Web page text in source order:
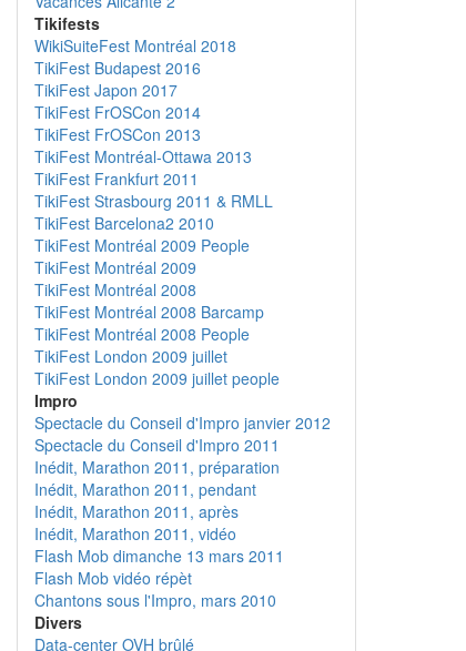
Tikifests
WikiSuiteFest Montréal 2018
TikiFest Budapest 2016
TikiFest Japon 2017
TikiFest FrOSCon 2014
TikiFest FrOSCon 2013
TikiFest Montréal-Ottawa 2013
TikiFest Frankfurt 2011
TikiFest Strasbourg 2011 & RMLL
TikiFest Barcelona2 2010
TikiFest Montréal 2009 People
TikiFest Montréal 2009
TikiFest Montréal 2008
TikiFest Montréal 2008 Barcamp
TikiFest Montréal 2008 People
TikiFest London 2009 juillet
TikiFest London 2009 juillet people
Impro
Spectacle du Conseil d'Impro janvier 2012
Spectacle du Conseil d'Impro 2011
Inédit, Marathon 2011, préparation
Inédit, Marathon 2011, pendant
Inédit, Marathon 2011, après
Inédit, Marathon 2011, vidéo
Flash Mob dimanche 13 mars 2011
Flash Mob vidéo répèt
Chantons sous l'Impro, mars 2010
Divers
Data-center OVH brûlé